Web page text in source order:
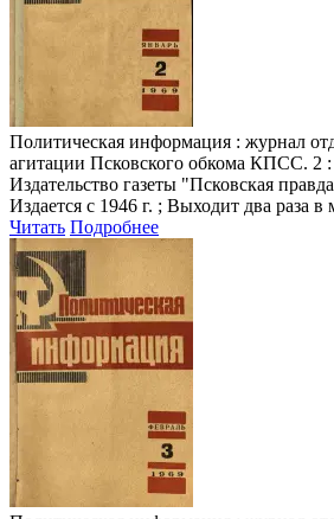
Политическая информация : журнал
агитации Псковского обкома КПСС. 2 :
Издательство газеты "Псковская
Издается с 1946 г. ; Выходит два раза в
Читать Подробнее